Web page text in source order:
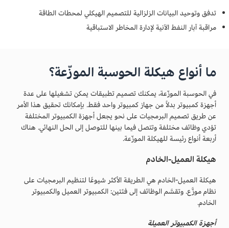
تدفق وتوحيد البيانات الزلزالية للتصميم الهيكلي لمحطات الطاقة
مراقبة آبار النفط الآنية لإدارة المخاطر الاستباقية
ما أنواع هيكلة الحوسبة الموزّعة؟
في الحوسبة الموزّعة، يمكنك تصميم تطبيقات يمكن تشغيلها على عدة
أجهزة كمبيوتر بدلاً من جهاز كمبيوتر واحد فقط. بإمكانك تحقيق هذا الأمر
عن طريق تصميم البرمجيات على نحو يجعل أجهزة الكمبيوتر المختلفة
تؤدي وظائف مختلفة وتتصل فيما بينها للتوصل إلى الحل النهائي. هناك
أربعة أنواع رئيسة للهيكلة الموزّعة.
هيكلة العميل-الخادم
هيكلة العميل-الخادم هي الطريقة الأكثر شيوعًا لتنظيم البرمجيات على
نظام موزَّع. وتقسَّم الوظائف إلى فئتين: الكمبيوتر العميل والكمبيوتر
الخادم.
أجهزة الكمبيوتر العميلة